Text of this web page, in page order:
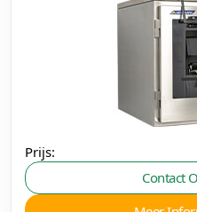
Prijs:
Contact